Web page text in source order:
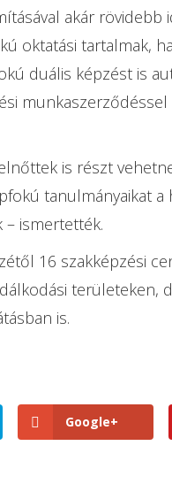
akár rövidebb
oktatási tartalmak,
duális képzést is
is részt
tanulmányaikat
– ismertették.
16 szakképzési
is.
Google+